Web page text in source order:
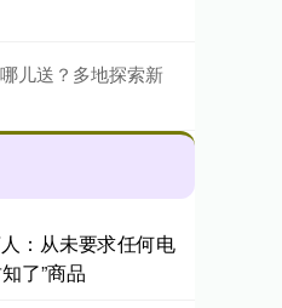
儿送？多地探索新
：从未要求任何电
了”商品